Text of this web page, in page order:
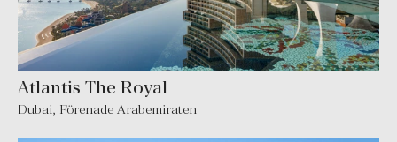
Atlantis The Royal
Dubai, Förenade Arabemiraten